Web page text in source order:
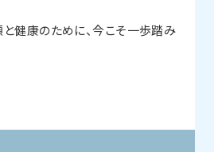
健康のために、今こそ一歩踏み